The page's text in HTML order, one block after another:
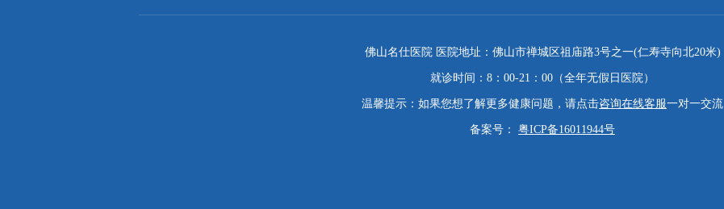
佛山名仕医院 医院地址：佛山市禅城区祖庙路3号之一(仁寿寺向北20米)
就诊时间：8：00-21：00（全年无假日医院）
温馨提示：如果您想了解更多健康问题，请点击咨询在线客服一对一交流
备案号： 粤ICP备16011944号